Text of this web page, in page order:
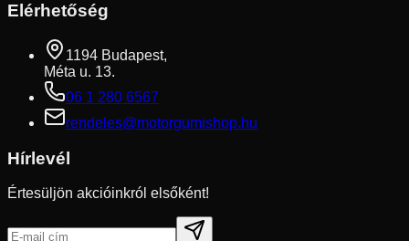
Elérhetőség
1194 Budapest,
Méta u. 13.
06 1 280 6567
rendeles@motorgumishop.hu
Hírlevél
Értesüljön akcióinkról elsőként!